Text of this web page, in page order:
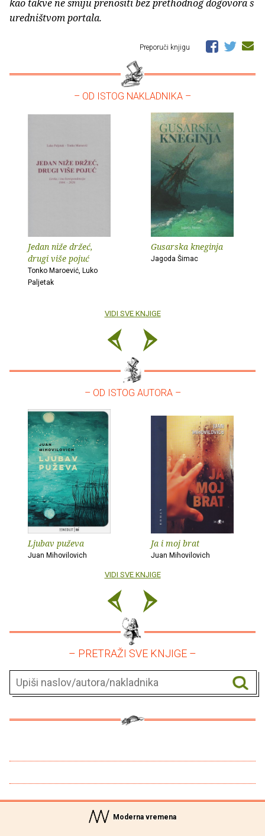
kao takve ne smiju prenositi bez prethodnog dogovora s
uredništvom portala.
Preporuči knjigu
– OD ISTOG NAKLADNIKA –
Jedan niže držeć,
drugi više pojuć
Tonko Maroević, Luko
Paljetak
Gusarska kneginja
Jagoda Šimac
VIDI SVE KNJIGE
– OD ISTOG AUTORA –
Ljubav puževa
Juan Mihovilovich
Ja i moj brat
Juan Mihovilovich
VIDI SVE KNJIGE
– PRETRAŽI SVE KNJIGE –
Moderna vremena